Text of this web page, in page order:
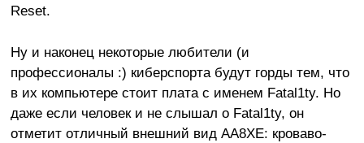
Reset.
Ну и наконец некоторые любители (и
профессионалы :) киберспорта будут горды тем, что
в их компьютере стоит плата с именем Fatal1ty. Но
даже если человек и не слышал о Fatal1ty, он
отметит отличный внешний вид AA8XE: кроваво-